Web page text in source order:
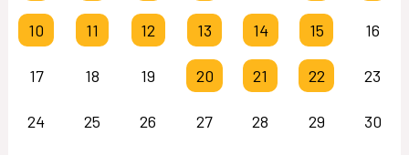
10 11 12 13 14 15 16
17 18 19 20 21 22 23
24 25 26 27 28 29 30